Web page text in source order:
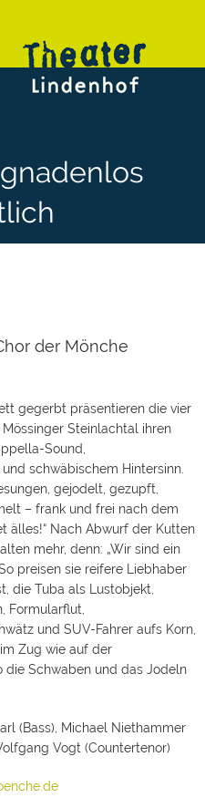
der Mönche
gegerbt präsentieren die vier
Steinlachtal ihren
Sound,
schwäbischem Hintersinn.
gejodelt, gezupft,
– frank und frei nach dem
älles!“ Nach Abwurf der Kutten
mehr, denn: „Wir sind ein
preisen sie reifere Liebhaber
die Tuba als Lustobjekt,
Formularflut,
und SUV-Fahrer aufs Korn,
Zug wie auf der
die Schwaben und das Jodeln
(Bass), Michael Niethammer
Vogt (Countertenor)